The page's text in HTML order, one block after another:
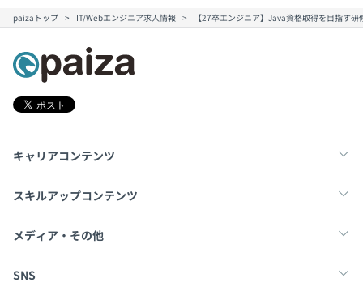
paizaトップ IT/Webエンジニア求人情報 【27卒エンジニア】Java資格取得を目指す
キャリアコンテンツ
転職・キャリア
スキルアップコンテンツ
学習
メディア・その他
Tech Team Journal
SNS